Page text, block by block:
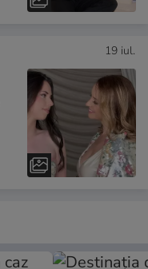
19 iul.